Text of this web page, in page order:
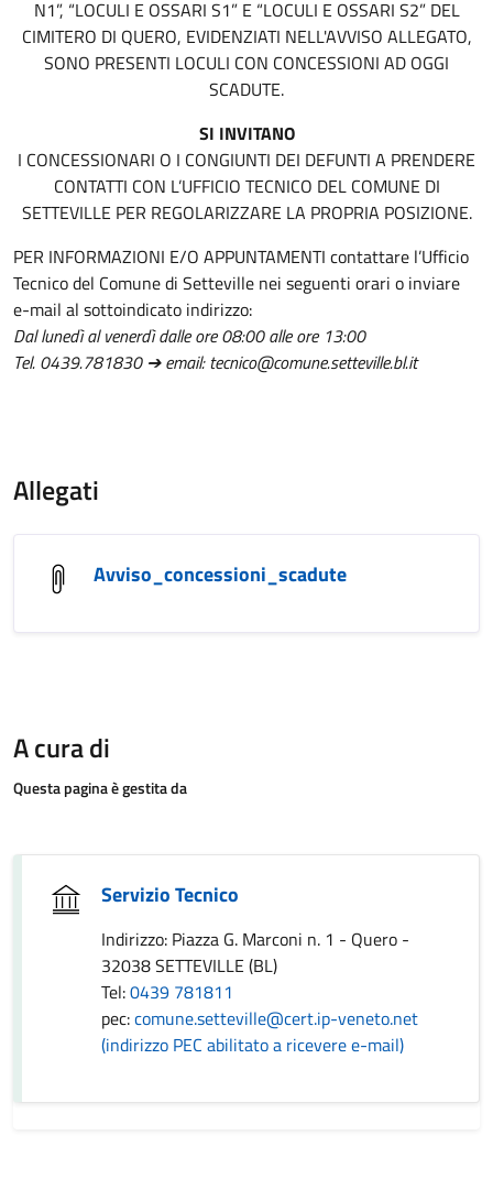
N1”, “LOCULI E OSSARI S1” E “LOCULI E OSSARI S2” DEL
CIMITERO DI QUERO, EVIDENZIATI NELL'AVVISO ALLEGATO,
SONO PRESENTI LOCULI CON CONCESSIONI AD OGGI
SCADUTE.
SI INVITANO
I CONCESSIONARI O I CONGIUNTI DEI DEFUNTI A PRENDERE
CONTATTI CON L’UFFICIO TECNICO DEL COMUNE DI
SETTEVILLE PER REGOLARIZZARE LA PROPRIA POSIZIONE.
PER INFORMAZIONI E/O APPUNTAMENTI contattare l’Ufficio
Tecnico del Comune di Setteville nei seguenti orari o inviare
e-mail al sottoindicato indirizzo:
Dal lunedì al venerdì dalle ore 08:00 alle ore 13:00
Tel. 0439.781830 ➔ email: tecnico@comune.setteville.bl.it
Allegati
Avviso_concessioni_scadute
A cura di
Questa pagina è gestita da
Servizio Tecnico
Indirizzo: Piazza G. Marconi n. 1 - Quero -
32038 SETTEVILLE (BL)
Tel:0439 781811
pec:comune.setteville@cert.ip-veneto.net
(indirizzo PEC abilitato a ricevere e-mail)